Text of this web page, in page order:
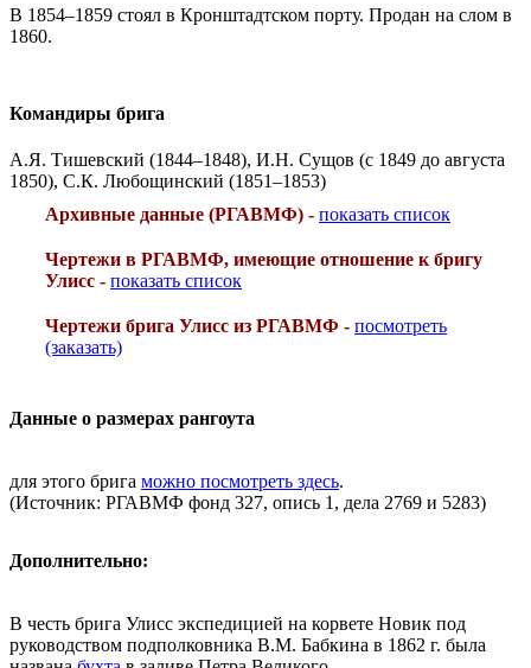
В 1854–1859 стоял в Кронштадтском порту. Продан на слом в
1860.
Командиры брига
А.Я. Тишевский (1844–1848), И.Н. Сущов (с 1849 до августа
1850), С.К. Любощинский (1851–1853)
Архивные данные (РГАВМФ) - показать список
Чертежи в РГАВМФ, имеющие отношение к бригу
Улисс - показать список
Чертежи брига Улисс из РГАВМФ - посмотреть
(заказать)
Данные о размерах рангоута
для этого брига можно посмотреть здесь.
(Источник: РГАВМФ фонд 327, опись 1, дела 2769 и 5283)
Дополнительно:
В честь брига Улисс экспедицией на корвете Новик под
руководством подполковника В.М. Бабкина в 1862 г. была